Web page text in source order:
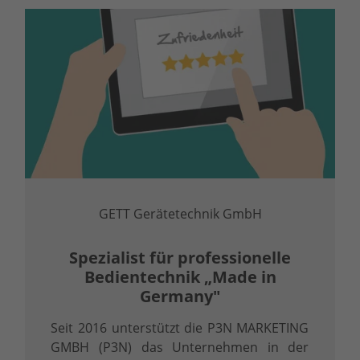
GETT Gerätetechnik GmbH
Spezialist für professionelle
Bedientechnik „Made in
Germany"
Seit 2016 unterstützt die P3N MARKETING
GMBH (P3N) das Unternehmen in der